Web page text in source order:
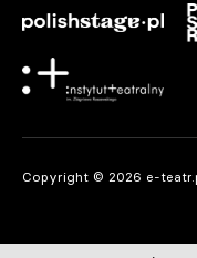
Copyright © 2026 e-